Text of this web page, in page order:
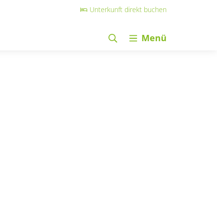
Unterkunft direkt buchen
Menü